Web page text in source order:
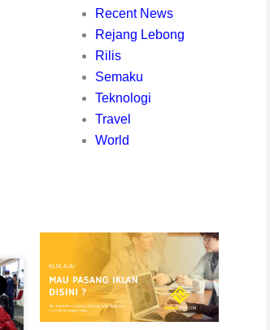
Recent News
Rejang Lebong
Rilis
Semaku
Teknologi
Travel
World